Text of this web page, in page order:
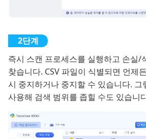
즉시 스캔 프로세스를 실행하고 손실/
찾습니다. CSV 파일이 식별되면 언제
시 중지하거나 중지할 수 있습니다. 그
사용해 검색 범위를 좁힐 수도 있습니